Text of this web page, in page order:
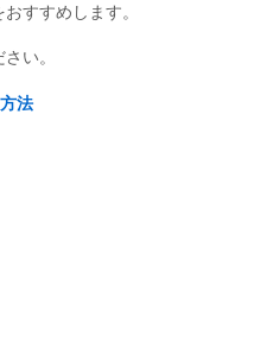
すすめします。
い。
法